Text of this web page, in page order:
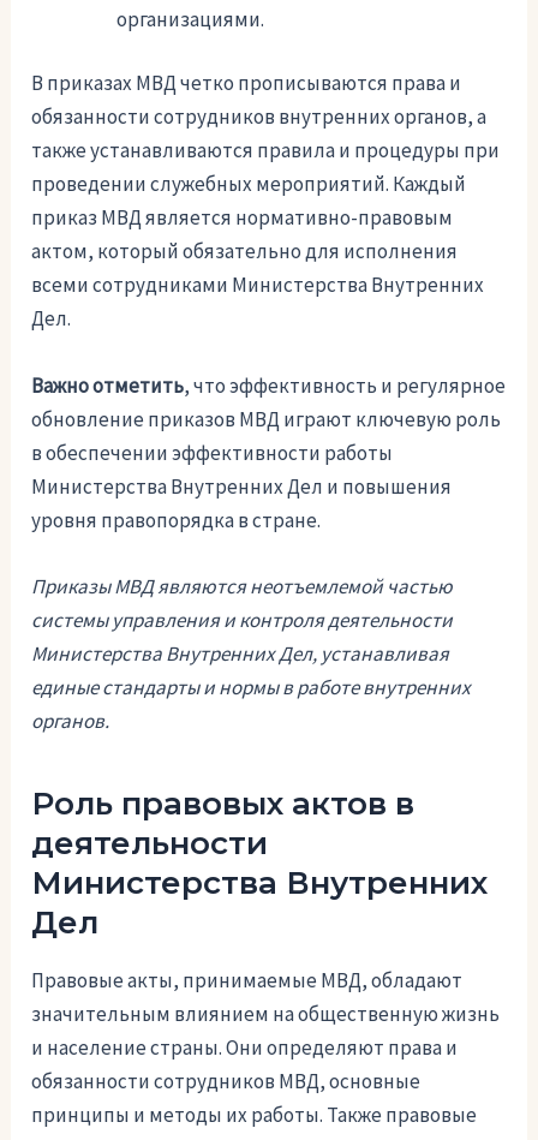
организациями.
В приказах МВД четко прописываются права и
обязанности сотрудников внутренних органов, а
также устанавливаются правила и процедуры при
проведении служебных мероприятий. Каждый
приказ МВД является нормативно-правовым
актом, который обязательно для исполнения
всеми сотрудниками Министерства Внутренних
Дел.
Важно отметить, что эффективность и регулярное
обновление приказов МВД играют ключевую роль
в обеспечении эффективности работы
Министерства Внутренних Дел и повышения
уровня правопорядка в стране.
Приказы МВД являются неотъемлемой частью
системы управления и контроля деятельности
Министерства Внутренних Дел, устанавливая
единые стандарты и нормы в работе внутренних
органов.
Роль правовых актов в
деятельности
Министерства Внутренних
Дел
Правовые акты, принимаемые МВД, обладают
значительным влиянием на общественную жизнь
и население страны. Они определяют права и
обязанности сотрудников МВД, основные
принципы и методы их работы. Также правовые